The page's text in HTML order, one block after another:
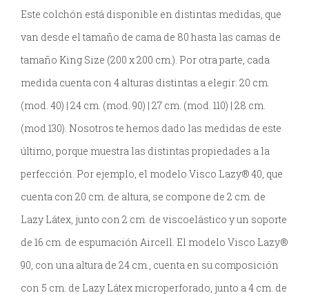
Este colchón está disponible en distintas medidas, que
van desde el tamaño de cama de 80 hasta las camas de
tamaño King Size (200 x 200 cm.). Por otra parte, cada
medida cuenta con 4 alturas distintas a elegir: 20 cm.
(mod. 40) | 24 cm. (mod. 90) | 27 cm. (mod. 110) | 28 cm.
(mod 130). Nosotros te hemos dado las medidas de este
último, porque muestra las distintas propiedades a la
perfección. Por ejemplo, el modelo Visco Lazy® 40, que
cuenta con 20 cm. de altura, se compone de 2 cm. de
Lazy Látex, junto con 2 cm. de viscoelástico y un soporte
de 16 cm. de espumación Aircell. El modelo Visco Lazy®
90, con una altura de 24 cm., cuenta en su composición
con 5 cm. de Lazy Látex microperforado, junto a 4 cm. de